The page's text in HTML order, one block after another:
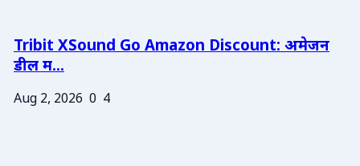
Tribit XSound Go Amazon Discount: अमेजन
डील म...
Aug 2, 2026 0 4